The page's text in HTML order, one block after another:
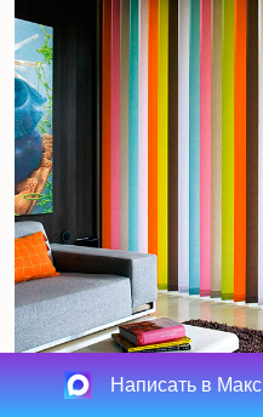
Написать в Макс